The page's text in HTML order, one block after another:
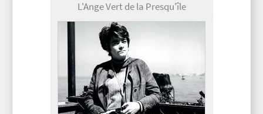
L'Ange Vert de la Presqu'île